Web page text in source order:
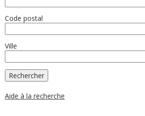
Code postal
Ville
Aide à la recherche